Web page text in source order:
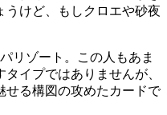
うけど、もしクロエや砂夜
リゾート。この人もあま
イプではありませんが、
せる構図の攻めたカードで